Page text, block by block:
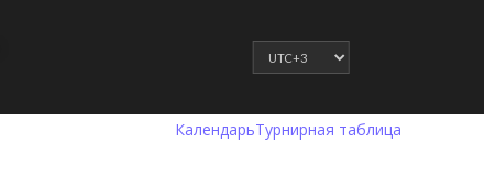
КалендарьТурнирная таблица